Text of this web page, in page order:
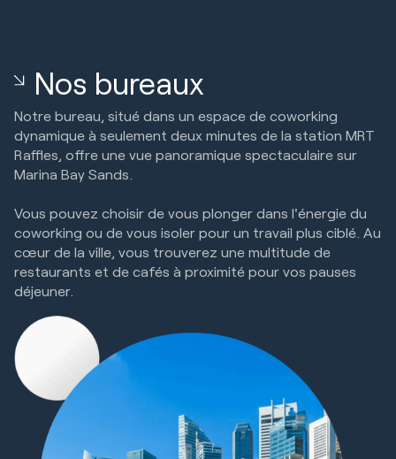
Nos bureaux
Notre bureau, situé dans un espace de coworking
dynamique à seulement deux minutes de la station MRT
Raffles, offre une vue panoramique spectaculaire sur
Marina Bay Sands.
Vous pouvez choisir de vous plonger dans l'énergie du
coworking ou de vous isoler pour un travail plus ciblé. Au
cœur de la ville, vous trouverez une multitude de
restaurants et de cafés à proximité pour vos pauses
déjeuner.